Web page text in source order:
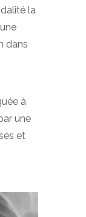
la
dans
à
une
et